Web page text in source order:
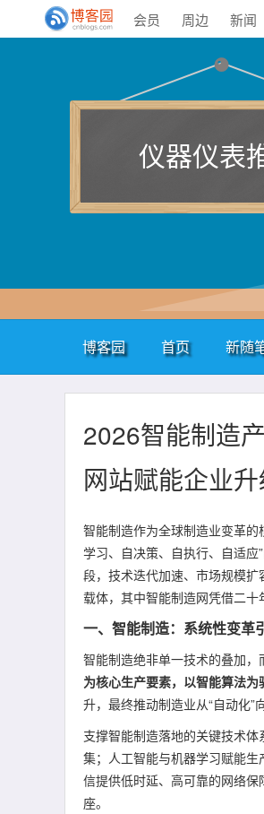
会员 周边 新闻
仪器仪表
博客园 首页 新随
2026智能制造
网站赋能企业升
智能制造作为全球制造业变革
学习、自决策、自执行、自适
段，技术迭代加速、市场规模
载体，其中智能制造网凭借二十
一、智能制造：系统性变革
智能制造绝非单一技术的叠加
为核心生产要素，以智能算法为
升，最终推动制造业从“自动化”
支撑智能制造落地的关键技术
集；人工智能与机器学习赋能
信提供低时延、高可靠的网络
座。